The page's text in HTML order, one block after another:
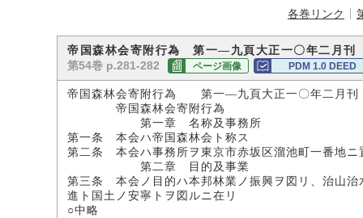
各巻リンク
帝国森林会寄附行為 第一―九頁大正一〇年二月刊
第54巻 p.281-282
ページ画像 PDM 1.0 DEED
帝国森林会寄附行為 第一―九頁大正一〇年二月刊
帝国森林会寄附行為
第一章 名称及事務所
第一条 本会ハ帝国森林会ト称ス
第二条 本会ハ事務所ヲ東京市赤坂区溜池町一番地
第二章 目的及事業
第三条 本会ノ目的ハ本邦林業ノ振興ヲ図リ、治山治
進ト国土ノ安寧トヲ図ルニ在リ
○中略